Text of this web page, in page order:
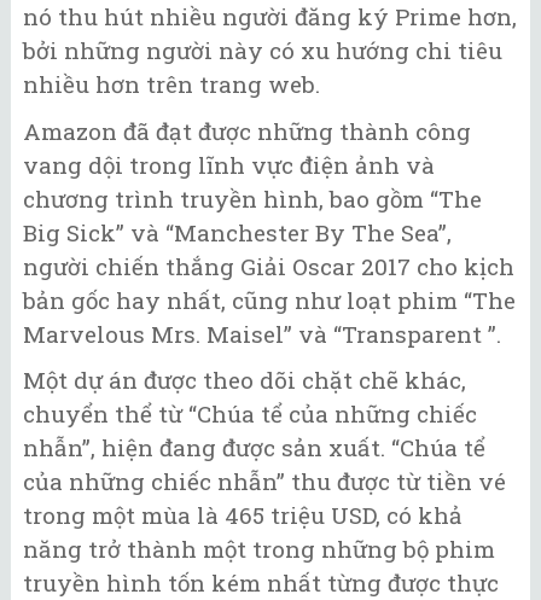
nó thu hút nhiều người đăng ký Prime hơn,
bởi những người này có xu hướng chi tiêu
nhiều hơn trên trang web.
Amazon đã đạt được những thành công
vang dội trong lĩnh vực điện ảnh và
chương trình truyền hình, bao gồm “The
Big Sick” và “Manchester By The Sea”,
người chiến thắng Giải Oscar 2017 cho kịch
bản gốc hay nhất, cũng như loạt phim “The
Marvelous Mrs. Maisel” và “Transparent ”.
Một dự án được theo dõi chặt chẽ khác,
chuyển thể từ “Chúa tể của những chiếc
nhẫn”, hiện đang được sản xuất. “Chúa tể
của những chiếc nhẫn” thu được từ tiền vé
trong một mùa là 465 triệu USD, có khả
năng trở thành một trong những bộ phim
truyền hình tốn kém nhất từng được thực